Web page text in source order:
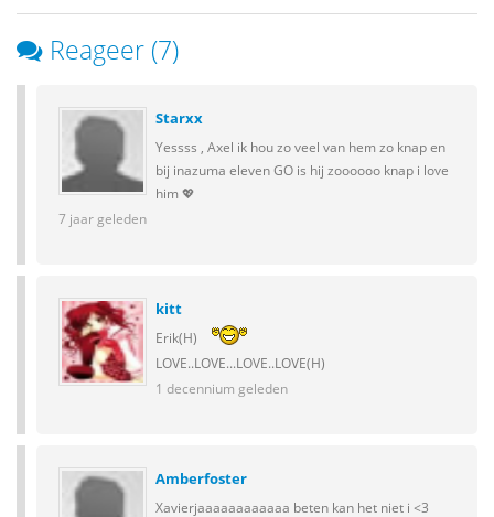
Reageer (7)
Starxx
Yessss , Axel ik hou zo veel van hem zo knap en
bij inazuma eleven GO is hij zoooooo knap i love
him 💖
7 jaar geleden
kitt
Erik(H)
LOVE..LOVE...LOVE..LOVE(H)
1 decennium geleden
Amberfoster
Xavierjaaaaaaaaaaaa beten kan het niet i <3